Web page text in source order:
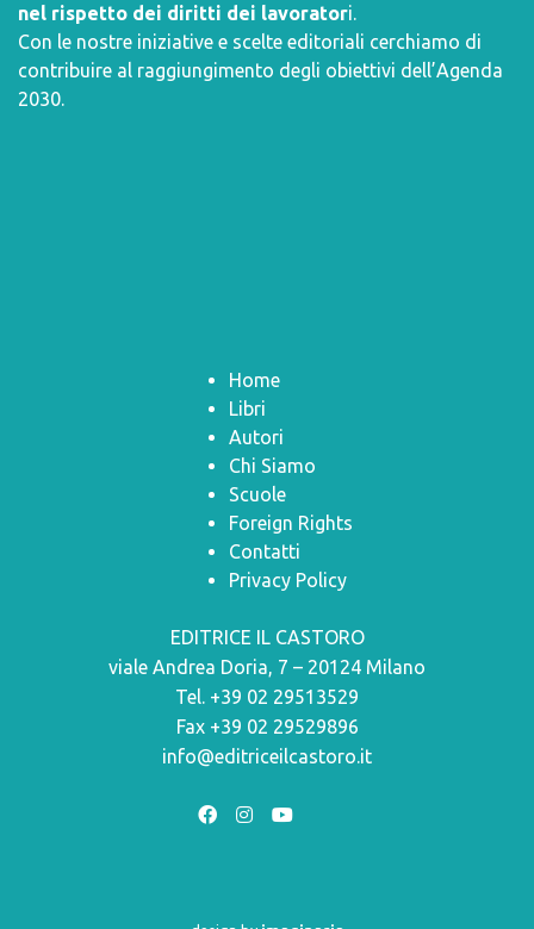
nel rispetto dei diritti dei lavoratori.
Con le nostre iniziative e scelte editoriali cerchiamo di
contribuire al raggiungimento degli obiettivi dell’Agenda
2030.
Home
Libri
Autori
Chi Siamo
Scuole
Foreign Rights
Contatti
Privacy Policy
EDITRICE IL CASTORO
viale Andrea Doria, 7 – 20124 Milano
Tel. +39 02 29513529
Fax +39 02 29529896
info@editriceilcastoro.it